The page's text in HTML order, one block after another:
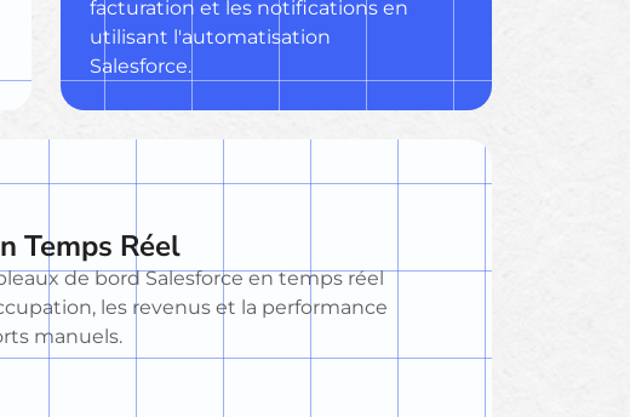
facturation et les notifications en
utilisant l'automatisation
Salesforce.
Temps Réel
de bord Salesforce en temps réel
les revenus et la performance
manuels.